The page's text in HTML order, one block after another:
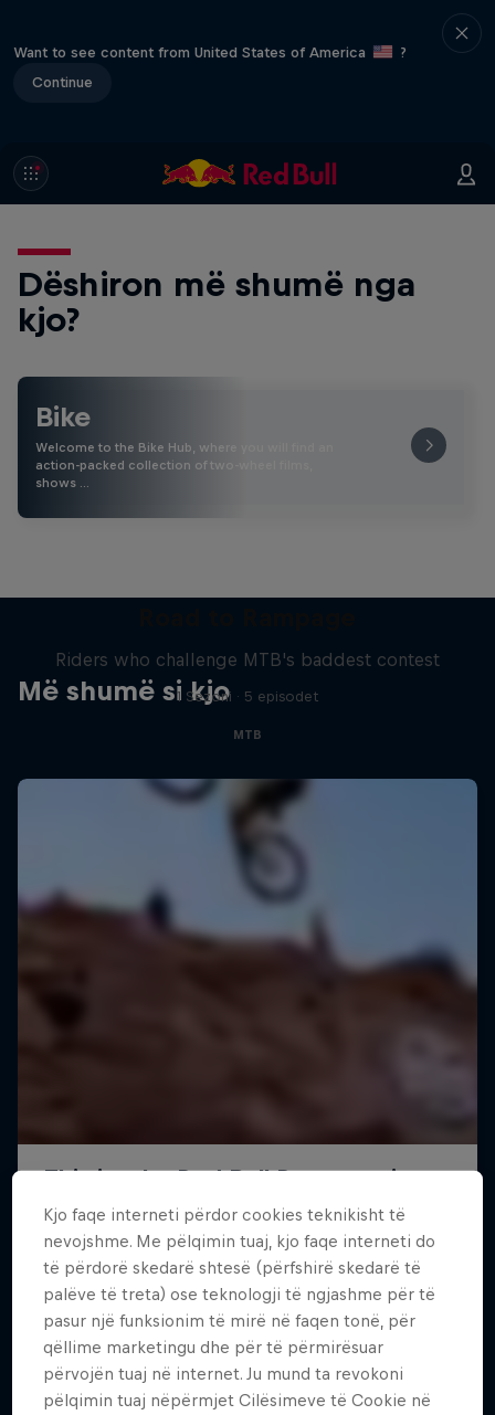
Want to see content from United States of America
?
Continue
Dëshiron më shumë nga
kjo?
Bike
Welcome to the Bike Hub, where you will find an
action-packed collection of two-wheel films,
shows …
Më shumë si kjo
Riders who challenge MTB's baddest contest
1 Sezoni · 5 episodet
MTB
Kjo faqe interneti përdor cookies teknikisht të
nevojshme. Me pëlqimin tuaj, kjo faqe interneti do
të përdorë skedarë shtesë (përfshirë skedarë të
palëve të treta) ose teknologji të ngjashme për të
pasur një funksionim të mirë në faqen tonë, për
qëllime marketingu dhe për të përmirësuar
përvojën tuaj në internet. Ju mund ta revokoni
pëlqimin tuaj nëpërmjet Cilësimeve të Cookie në